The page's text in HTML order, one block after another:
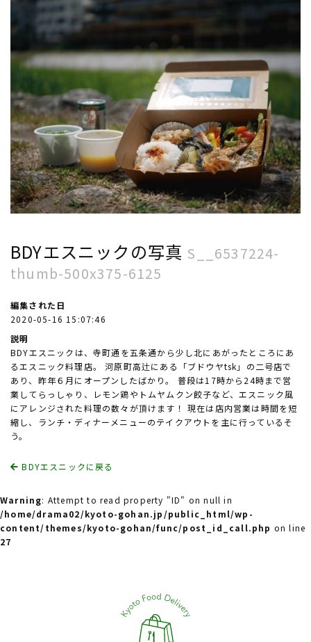
BDYエスニックの写真 S__6537224-
thumb-500x375-6125
編集された日
2020-05-16 15:07:46
説明
BDYエスニックは、寺町通を五条通から少し北にあがったところにあ
るエスニック料理店。 河原町高辻にある「ブドウヤtsk」の二号店で
あり、昨年６月にオープンしたばかり。 普段は17時から24時まで営
業してらっしゃり、レモン鶏やトムヤムクン餃子など、エスニック風
にアレンジされた料理の数々が頂けます！ 現在は店内営業は時間を短
縮し、ランチ・ディナーメニューのテイクアウトを主に行っているそ
う。
BDYエスニックに戻る
Warning: Attempt to read property "ID" on null in
/home/drama02/kyoto-gohan.jp/public_html/wp-
content/themes/kyoto-gohan/func/post_id_call.php on line
27